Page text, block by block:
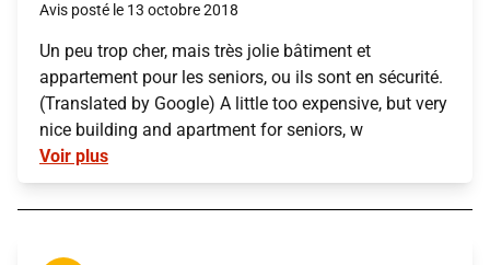
Avis posté le 13 octobre 2018
Un peu trop cher, mais très jolie bâtiment et
appartement pour les seniors, ou ils sont en sécurité.
(Translated by Google) A little too expensive, but very
nice building and apartment for seniors, w
Voir plus